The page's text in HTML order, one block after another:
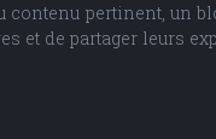
contenu pertinent, un
et de partager leurs